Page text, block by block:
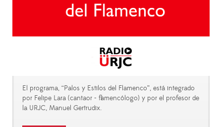
El programa, “Palos y Estilos del Flamenco”, está integrado
por Felipe Lara (cantaor - flamencólogo) y por el profesor de
la URJC, Manuel Gertrudix.